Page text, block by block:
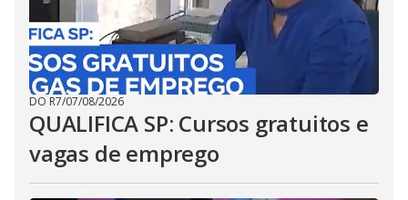
DO R7/07/08/2026
QUALIFICA SP: Cursos gratuitos e
vagas de emprego